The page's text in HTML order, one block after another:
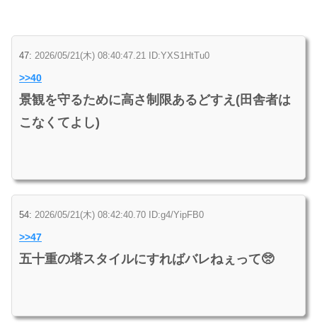
47: 2026/05/21(木) 08:40:47.21 ID:YXS1HtTu0
>>40
景観を守るために高さ制限あるどすえ(田舎者は
こなくてよし)
54: 2026/05/21(木) 08:42:40.70 ID:g4/YipFB0
>>47
五十重の塔スタイルにすればバレねぇって🥺